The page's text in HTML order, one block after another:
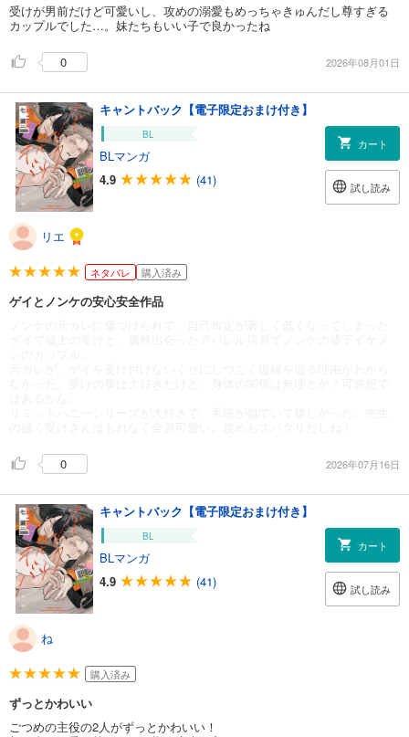
受けが男前だけど可愛いし、攻めの溺愛もめっちゃきゅんだし尊すぎる
カップルでした…。妹たちもいい子で良かったね
0 2026年08月01日
キャントバック【電子限定おまけ付き】
BL
BLマンガ
4.9
(41)
カート
試し読み
リエ
ネタバレ 購入済み
ゲイとノンケの安心安全作品
0 2026年07月16日
キャントバック【電子限定おまけ付き】
BL
BLマンガ
4.9
(41)
カート
試し読み
ね
購入済み
ずっとかわいい
ごつめの主役の2人がずっとかわいい！